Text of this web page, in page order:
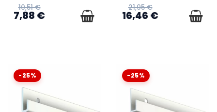
10,51 €
7,88 €
21,95 €
16,46 €
-25% -25%